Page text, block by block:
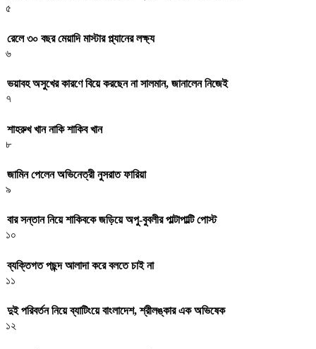
৫
রেলে ৩০ বছর মেয়াদি মাস্টার প্ল্যানের লক্ষ্য
৬
ভয়াবহ অসুখের কারণে বিয়ে করছেন না সালমান, জানালেন নিজেই
৭
শাহরুখ খান নাকি শাকিব খান
৮
জামিন পেলেন অভিনেত্রী নুসরাত ফারিয়া
৯
বার সন্তান নিয়ে শাকিবকে জড়িয়ে অপু-বুবলীর পাল্টাপাল্টি পোস্ট
১০
ব্যক্তিগত পছন্দ আলাদা করে বলতে চাই না
১১
দুই পরিবর্তন নিয়ে ব্যাটিংয়ে বাংলাদেশ, শ্রীলঙ্কার এক অভিষেক
১২